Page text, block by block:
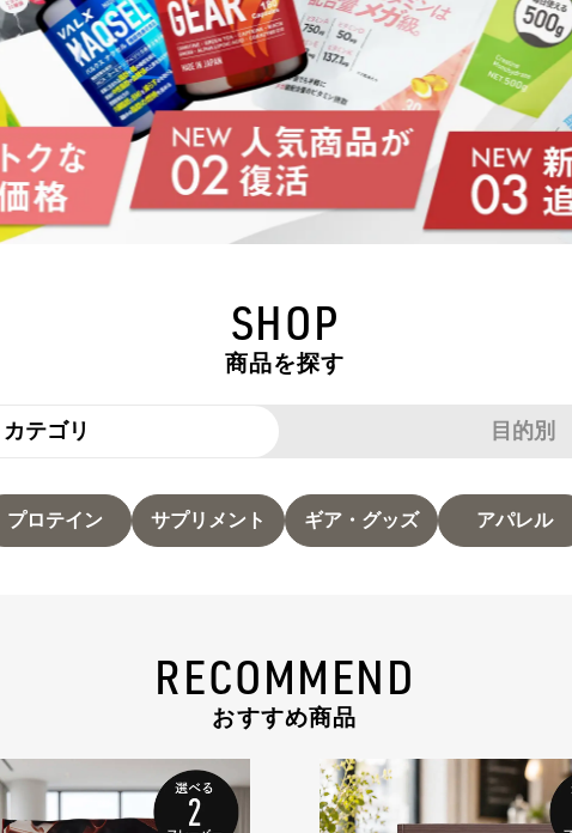
SHOP
商品を探す
カテゴリ 目的別
プロテイン サプリメント ギア・グッズ アパレル
RECOMMEND
おすすめ商品